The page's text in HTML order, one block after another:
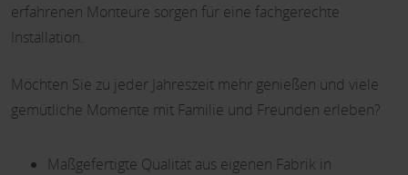
erfahrenen Monteure sorgen für eine fachgerechte
Installation.
Möchten Sie zu jeder Jahreszeit mehr genießen und viele
gemütliche Momente mit Familie und Freunden erleben?
Maßgefertigte Qualität aus eigenen Fabrik in